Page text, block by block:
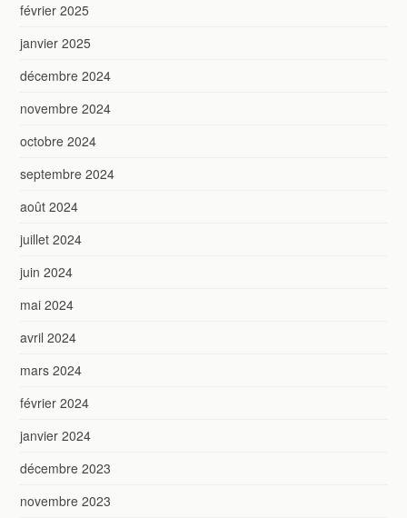
février 2025
janvier 2025
décembre 2024
novembre 2024
octobre 2024
septembre 2024
août 2024
juillet 2024
juin 2024
mai 2024
avril 2024
mars 2024
février 2024
janvier 2024
décembre 2023
novembre 2023